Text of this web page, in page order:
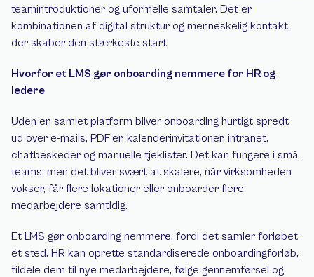
teamintroduktioner og uformelle samtaler. Det er
kombinationen af digital struktur og menneskelig kontakt,
der skaber den stærkeste start.
Hvorfor et LMS gør onboarding nemmere for HR og
ledere
Uden en samlet platform bliver onboarding hurtigt spredt
ud over e-mails, PDF’er, kalenderinvitationer, intranet,
chatbeskeder og manuelle tjeklister. Det kan fungere i små
teams, men det bliver svært at skalere, når virksomheden
vokser, får flere lokationer eller onboarder flere
medarbejdere samtidig.
Et LMS gør onboarding nemmere, fordi det samler forløbet
ét sted. HR kan oprette standardiserede onboardingforløb,
tildele dem til nye medarbejdere, følge gennemførsel og